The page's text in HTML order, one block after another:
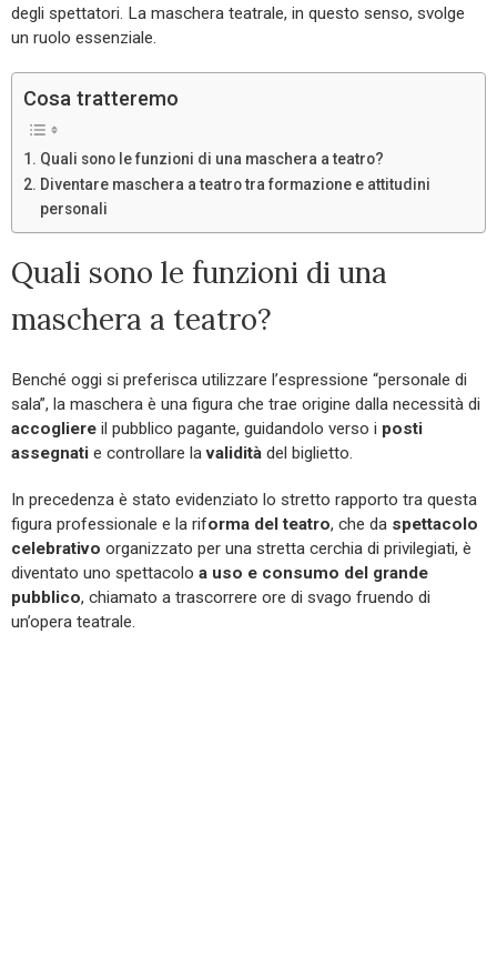
degli spettatori. La maschera teatrale, in questo senso, svolge
un ruolo essenziale.
Cosa tratteremo
Quali sono le funzioni di una maschera a teatro?
Diventare maschera a teatro tra formazione e attitudini
personali
Quali sono le funzioni di una
maschera a teatro?
Benché oggi si preferisca utilizzare l’espressione “personale di
sala”, la maschera è una figura che trae origine dalla necessità di
accogliere il pubblico pagante, guidandolo verso i posti
assegnati e controllare lavalidità del biglietto.
In precedenza è stato evidenziato lo stretto rapporto tra questa
figura professionale e la riforma del teatro, che da spettacolo
celebrativo organizzato per una stretta cerchia di privilegiati, è
diventato uno spettacolo a uso e consumo del grande
pubblico, chiamato a trascorrere ore di svago fruendo di
un’opera teatrale.